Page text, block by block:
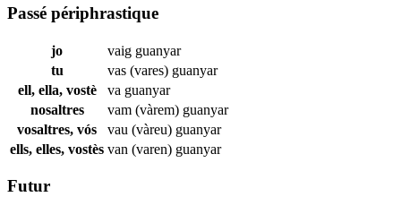
Passé périphrastique
jo vaig guanyar
tu
vas (vares) guanyar
ell, ella, vostè
va guanyar
nosaltres
vam (vàrem) guanyar
vosaltres, vós
vau (vàreu) guanyar
ells, elles, vostès van (varen) guanyar
Futur